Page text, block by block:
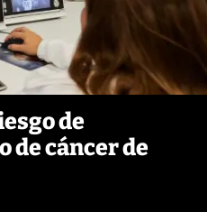
de
de cáncer de